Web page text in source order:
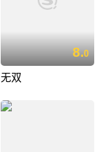
8.0
无双